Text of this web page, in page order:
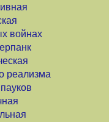
войнах
реализма